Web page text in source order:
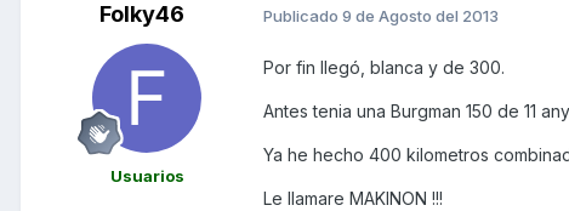
Folky46
Usuarios
Publicado 9 de Agosto del 2013
Por fin llegó, blanca y de 300.
Antes tenia una Burgman 150 de 11
Ya he hecho 400 kilometros
Le llamare MAKINON !!!